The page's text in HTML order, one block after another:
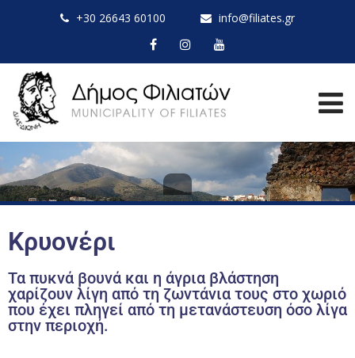
+30 26643 60100 info@filiates.gr
Κρυονέρι
Τα πυκνά βουνά και η άγρια βλάστηση
χαρίζουν λίγη από τη ζωντάνια τους στο χωριό
που έχει πληγεί από τη μετανάστευση όσο λίγα
στην περιοχή.